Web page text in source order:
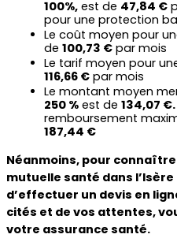
100%, est de 47,84 €
pour une protection
Le coût moyen pour
de 100,73 € par mois
Le tarif moyen pour
116,66 € par mois
Le montant moyen
250 % est de 134,07 €.
187,44 €
Néanmoins, pour
mutuelle santé dans
d’effectuer un devis en
cités et de vos attentes,
votre assurance santé.